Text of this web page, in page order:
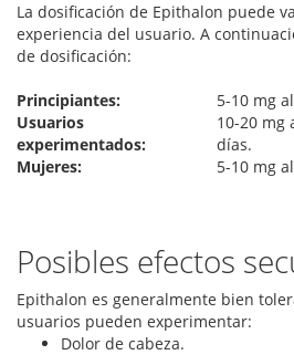
La dosificación de Epithalon puede
experiencia del usuario. A
de dosificación:
Principiantes:
5-10 mg
Usuarios
experimentados:
10-20 mg
días.
Mujeres:
5-10 mg
Posibles efectos
Epithalon es generalmente bien
usuarios pueden experimentar:
Dolor de cabeza.